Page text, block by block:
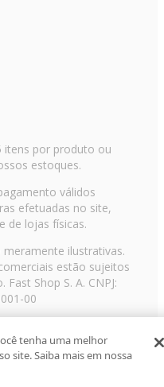
itens por produto ou
estoques.
válidos
efetuadas no site,
de lojas físicas.
ilustrativas.
estão sujeitos
Shop S. A. CNPJ:
00
11 3003-3728 ©
reservadosRF
tenha uma melhor
site. Saiba mais em nossa